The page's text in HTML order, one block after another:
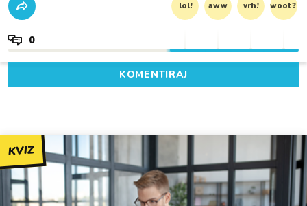
lol! aww vrh! woot?!
0
KOMENTIRAJ
KVIZ